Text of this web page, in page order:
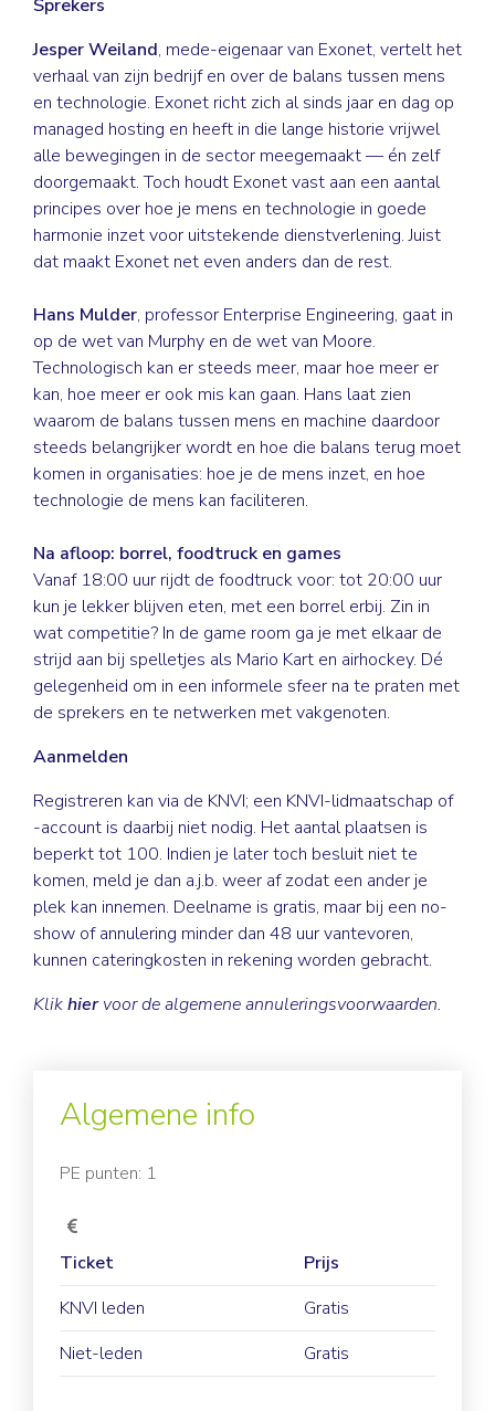
Sprekers
Jesper Weiland, mede-eigenaar van Exonet, vertelt het
verhaal van zijn bedrijf en over de balans tussen mens
en technologie. Exonet richt zich al sinds jaar en dag op
managed hosting en heeft in die lange historie vrijwel
alle bewegingen in de sector meegemaakt — én zelf
doorgemaakt. Toch houdt Exonet vast aan een aantal
principes over hoe je mens en technologie in goede
harmonie inzet voor uitstekende dienstverlening. Juist
dat maakt Exonet net even anders dan de rest.
Hans Mulder, professor Enterprise Engineering, gaat in
op de wet van Murphy en de wet van Moore.
Technologisch kan er steeds meer, maar hoe meer er
kan, hoe meer er ook mis kan gaan. Hans laat zien
waarom de balans tussen mens en machine daardoor
steeds belangrijker wordt en hoe die balans terug moet
komen in organisaties: hoe je de mens inzet, en hoe
technologie de mens kan faciliteren.
Na afloop: borrel, foodtruck en games
Vanaf 18:00 uur rijdt de foodtruck voor: tot 20:00 uur
kun je lekker blijven eten, met een borrel erbij. Zin in
wat competitie? In de game room ga je met elkaar de
strijd aan bij spelletjes als Mario Kart en airhockey. Dé
gelegenheid om in een informele sfeer na te praten met
de sprekers en te netwerken met vakgenoten.
Aanmelden
Registreren kan via de KNVI; een KNVI-lidmaatschap of
-account is daarbij niet nodig. Het aantal plaatsen is
beperkt tot 100. Indien je later toch besluit niet te
komen, meld je dan a.j.b. weer af zodat een ander je
plek kan innemen. Deelname is gratis, maar bij een no-
show of annulering minder dan 48 uur vantevoren,
kunnen cateringkosten in rekening worden gebracht.
Klikhier voor de algemene annuleringsvoorwaarden.
Algemene info
PE punten: 1
Ticket
Prijs
KNVI leden
Gratis
Niet-leden
Gratis